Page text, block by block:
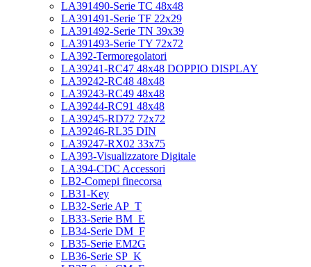
LA391490-Serie TC 48x48
LA391491-Serie TF 22x29
LA391492-Serie TN 39x39
LA391493-Serie TY 72x72
LA392-Termoregolatori
LA39241-RC47 48x48 DOPPIO DISPLAY
LA39242-RC48 48x48
LA39243-RC49 48x48
LA39244-RC91 48x48
LA39245-RD72 72x72
LA39246-RL35 DIN
LA39247-RX02 33x75
LA393-Visualizzatore Digitale
LA394-CDC Accessori
LB2-Comepi finecorsa
LB31-Key
LB32-Serie AP_T
LB33-Serie BM_E
LB34-Serie DM_F
LB35-Serie EM2G
LB36-Serie SP_K